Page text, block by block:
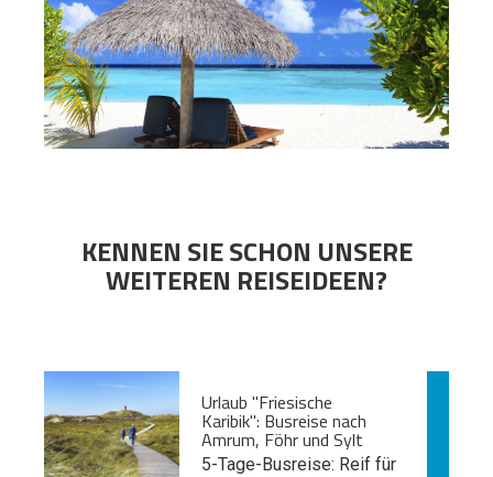
KENNEN SIE SCHON UNSERE
WEITEREN REISEIDEEN?
Urlaub "Friesische
Karibik": Busreise nach
Amrum, Föhr und Sylt
5-Tage-Busreise: Reif für